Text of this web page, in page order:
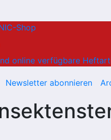
Shop
online verfügbare
Newsletter abonnieren